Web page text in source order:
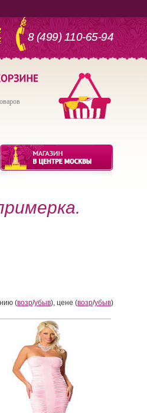
8 (499) 110-65-94
(возр/убыв), цене (возр/убыв)